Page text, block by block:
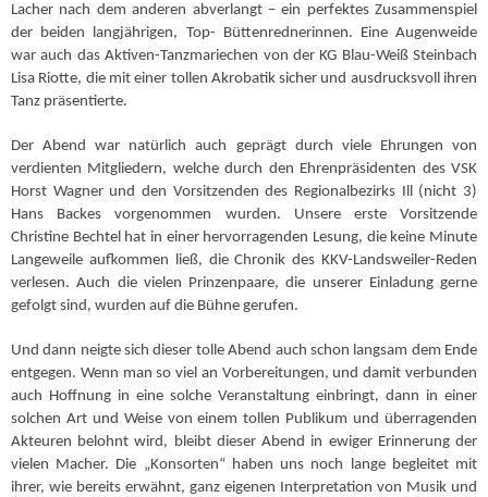
Lacher nach dem anderen abverlangt – ein perfektes Zusammenspiel
der beiden langjährigen, Top- Büttenrednerinnen. Eine Augenweide
war auch das Aktiven-Tanzmariechen von der KG Blau-Weiß Steinbach
Lisa Riotte, die mit einer tollen Akrobatik sicher und ausdrucksvoll ihren
Tanz präsentierte.
Der Abend war natürlich auch geprägt durch viele Ehrungen von
verdienten Mitgliedern, welche durch den Ehrenpräsidenten des VSK
Horst Wagner und den Vorsitzenden des Regionalbezirks Ill (nicht 3)
Hans Backes vorgenommen wurden. Unsere erste Vorsitzende
Christine Bechtel hat in einer hervorragenden Lesung, die keine Minute
Langeweile aufkommen ließ, die Chronik des KKV-Landsweiler-Reden
verlesen. Auch die vielen Prinzenpaare, die unserer Einladung gerne
gefolgt sind, wurden auf die Bühne gerufen.
Und dann neigte sich dieser tolle Abend auch schon langsam dem Ende
entgegen. Wenn man so viel an Vorbereitungen, und damit verbunden
auch Hoffnung in eine solche Veranstaltung einbringt, dann in einer
solchen Art und Weise von einem tollen Publikum und überragenden
Akteuren belohnt wird, bleibt dieser Abend in ewiger Erinnerung der
vielen Macher. Die „Konsorten“ haben uns noch lange begleitet mit
ihrer, wie bereits erwähnt, ganz eigenen Interpretation von Musik und